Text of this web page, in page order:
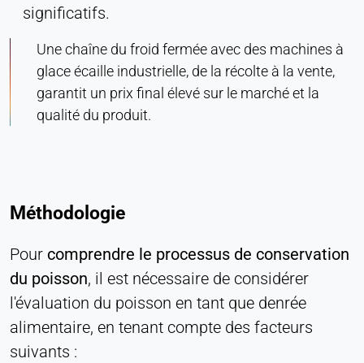
significatifs.
Une chaîne du froid fermée avec des machines à
glace écaille industrielle, de la récolte à la vente,
garantit un prix final élevé sur le marché et la
qualité du produit.
Méthodologie
Pour comprendre le processus de conservation
du poisson, il est nécessaire de considérer
l'évaluation du poisson en tant que denrée
alimentaire, en tenant compte des facteurs
suivants :